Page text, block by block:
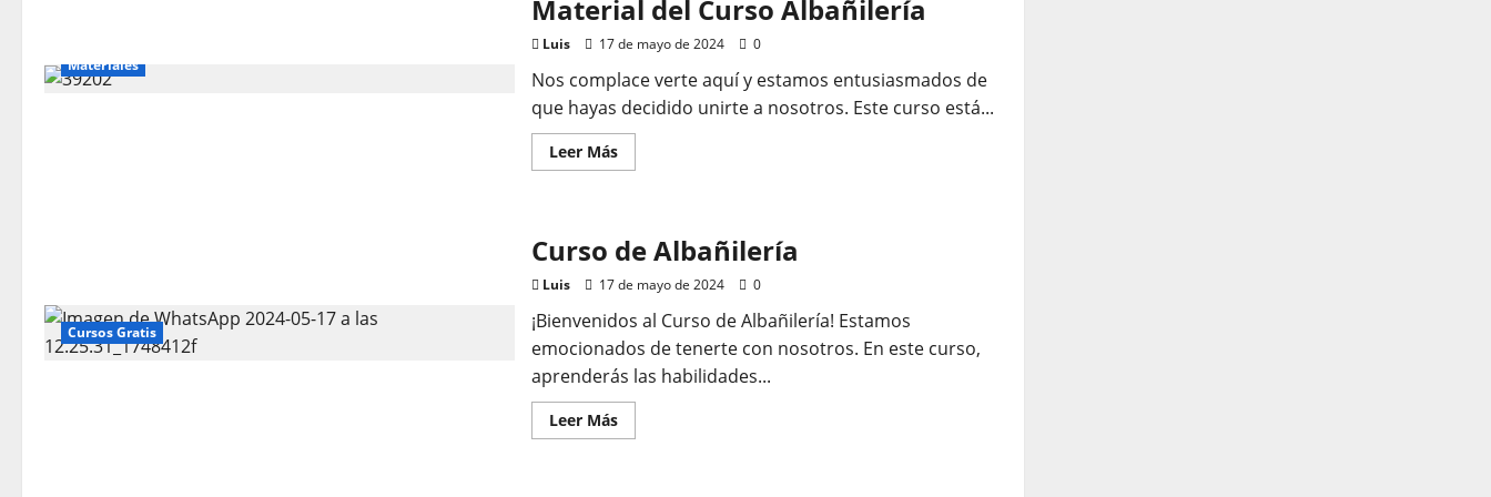
Materiales
Material del Curso Albañilería
Luis 17 de mayo de 2024 0
Nos complace verte aquí y estamos entusiasmados de
que hayas decidido unirte a nosotros. Este curso está...
Leer MásLeer
más
Curso
Albañilería
Cursos Gratis
Curso de Albañilería
Luis 17 de mayo de 2024 0
¡Bienvenidos al Curso de Albañilería! Estamos
emocionados de tenerte con nosotros. En este curso,
aprenderás las habilidades...
Leer MásLeer
más